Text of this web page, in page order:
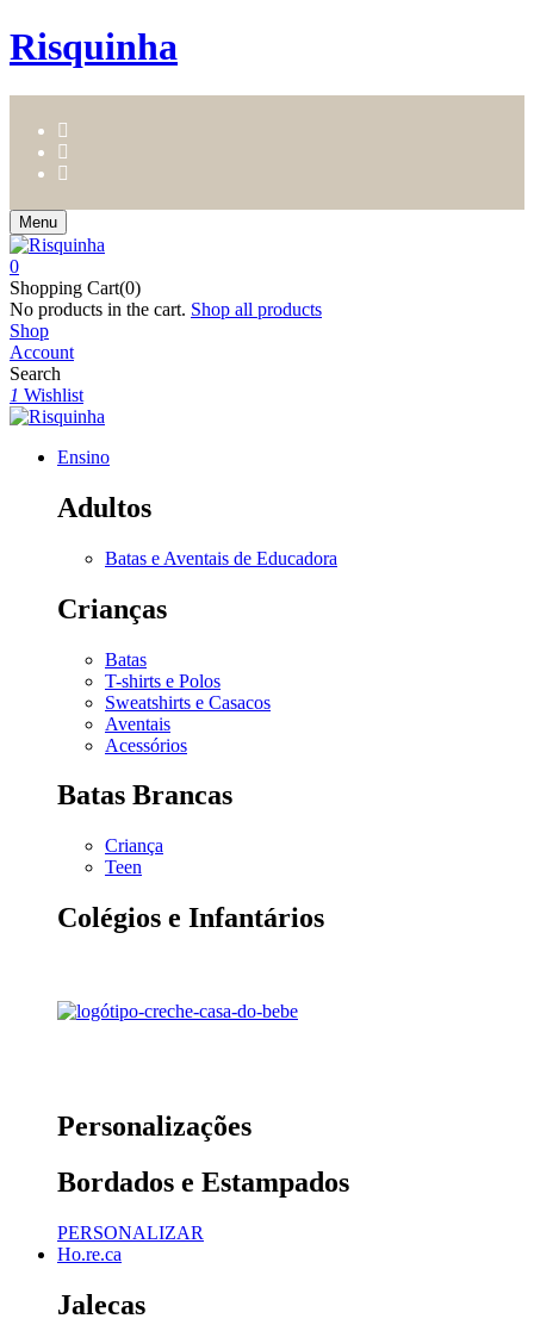
Risquinha
Menu
0
Shopping Cart(0)
No products in the cart. Shop all products
Shop
Account
Search
1 Wishlist
Ensino
Adultos
Batas e Aventais de Educadora
Crianças
Batas
T-shirts e Polos
Sweatshirts e Casacos
Aventais
Acessórios
Batas Brancas
Criança
Teen
Colégios e Infantários
Personalizações
Bordados e Estampados
PERSONALIZAR
Ho.re.ca
Jalecas